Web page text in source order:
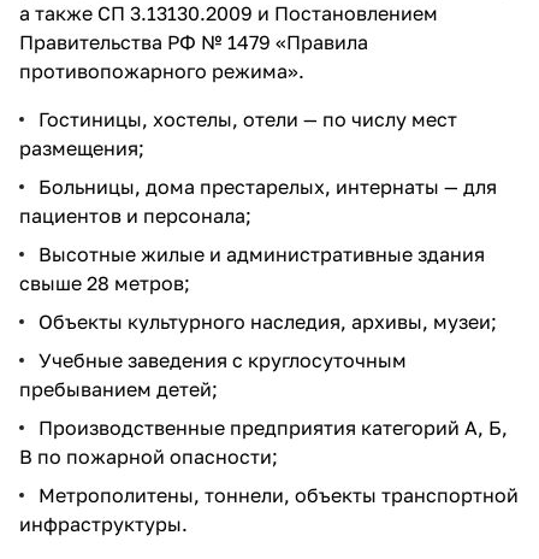
а также СП 3.13130.2009 и Постановлением
Правительства РФ № 1479 «Правила
противопожарного режима».
Гостиницы, хостелы, отели — по числу мест
размещения;
Больницы, дома престарелых, интернаты — для
пациентов и персонала;
Высотные жилые и административные здания
свыше 28 метров;
Объекты культурного наследия, архивы, музеи;
Учебные заведения с круглосуточным
пребыванием детей;
Производственные предприятия категорий А, Б,
В по пожарной опасности;
Метрополитены, тоннели, объекты транспортной
инфраструктуры.